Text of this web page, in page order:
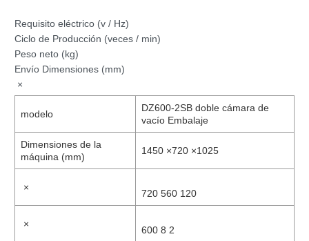
Requisito eléctrico (v / Hz)
Ciclo de Producción (veces / min)
Peso neto (kg)
Envío Dimensiones (mm)
×
modelo
DZ600-2SB doble cámara de
vacío Embalaje
Dimensiones de la
máquina (mm)
1450 ×720 ×1025
×
720 560 120
×
600 8 2